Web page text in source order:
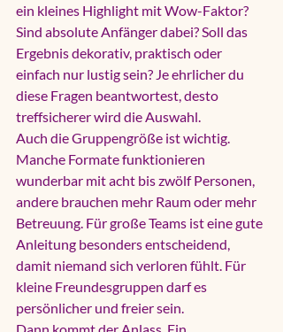
ein kleines Highlight mit Wow-Faktor?
Sind absolute Anfänger dabei? Soll das
Ergebnis dekorativ, praktisch oder
einfach nur lustig sein? Je ehrlicher du
diese Fragen beantwortest, desto
treffsicherer wird die Auswahl.
Auch die Gruppengröße ist wichtig.
Manche Formate funktionieren
wunderbar mit acht bis zwölf Personen,
andere brauchen mehr Raum oder mehr
Betreuung. Für große Teams ist eine gute
Anleitung besonders entscheidend,
damit niemand sich verloren fühlt. Für
kleine Freundesgruppen darf es
persönlicher und freier sein.
Dann kommt der Anlass. Ein